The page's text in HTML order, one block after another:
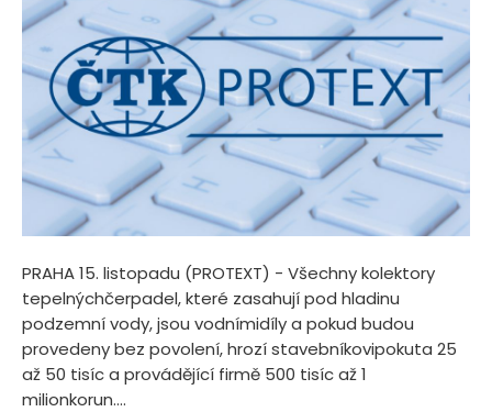
PRAHA 15. listopadu (PROTEXT) - Všechny kolektory
tepelnýchčerpadel, které zasahují pod hladinu
podzemní vody, jsou vodnímidíly a pokud budou
provedeny bez povolení, hrozí stavebníkovipokuta 25
až 50 tisíc a provádějící firmě 500 tisíc až 1
milionkorun....